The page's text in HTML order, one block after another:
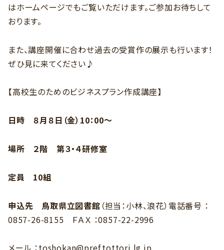
はホームページでもご覧いただけます。ご参加お待ちして
おります。
また、講座開催に合わせ過去の受賞作の展示も行います！
ぜひ見に来てください ♪
【高校生のためのビジネスプラン作成講座】
日時 ８月８日（金） 10：00～
場所 ２階 第３・４研修室
定員 10組
申込先 鳥取県立図書館 （担当：小林、浪花） 電話番号 ：
0857-26-8155 ＦＡＸ ：0857-22-2996